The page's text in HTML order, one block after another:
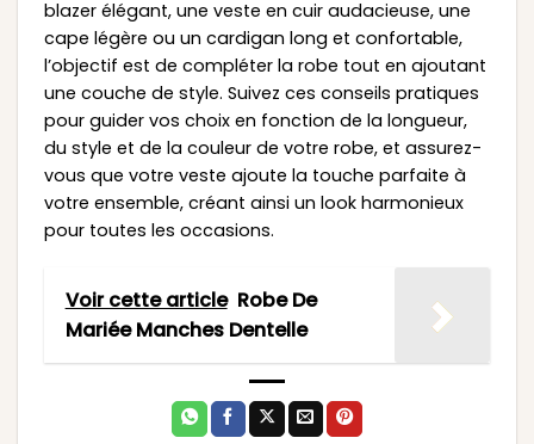
blazer élégant, une veste en cuir audacieuse, une
cape légère ou un cardigan long et confortable,
l’objectif est de compléter la robe tout en ajoutant
une couche de style. Suivez ces conseils pratiques
pour guider vos choix en fonction de la longueur,
du style et de la couleur de votre robe, et assurez-
vous que votre veste ajoute la touche parfaite à
votre ensemble, créant ainsi un look harmonieux
pour toutes les occasions.
Voir cette article Robe De
Mariée Manches Dentelle